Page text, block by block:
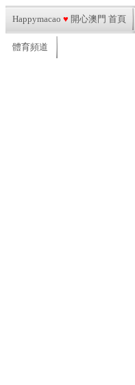
Happymacao ♥ 開心澳門 首頁
體育頻道